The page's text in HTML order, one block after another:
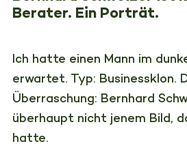
Berater. Ein Porträt.
Ich hatte einen Mann im
erwartet. Typ: Businessklon.
Überraschung: Bernhard
überhaupt nicht jenem Bild,
hatte.